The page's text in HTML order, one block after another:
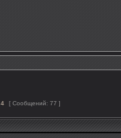
4 [ Сообщений: 77 ]